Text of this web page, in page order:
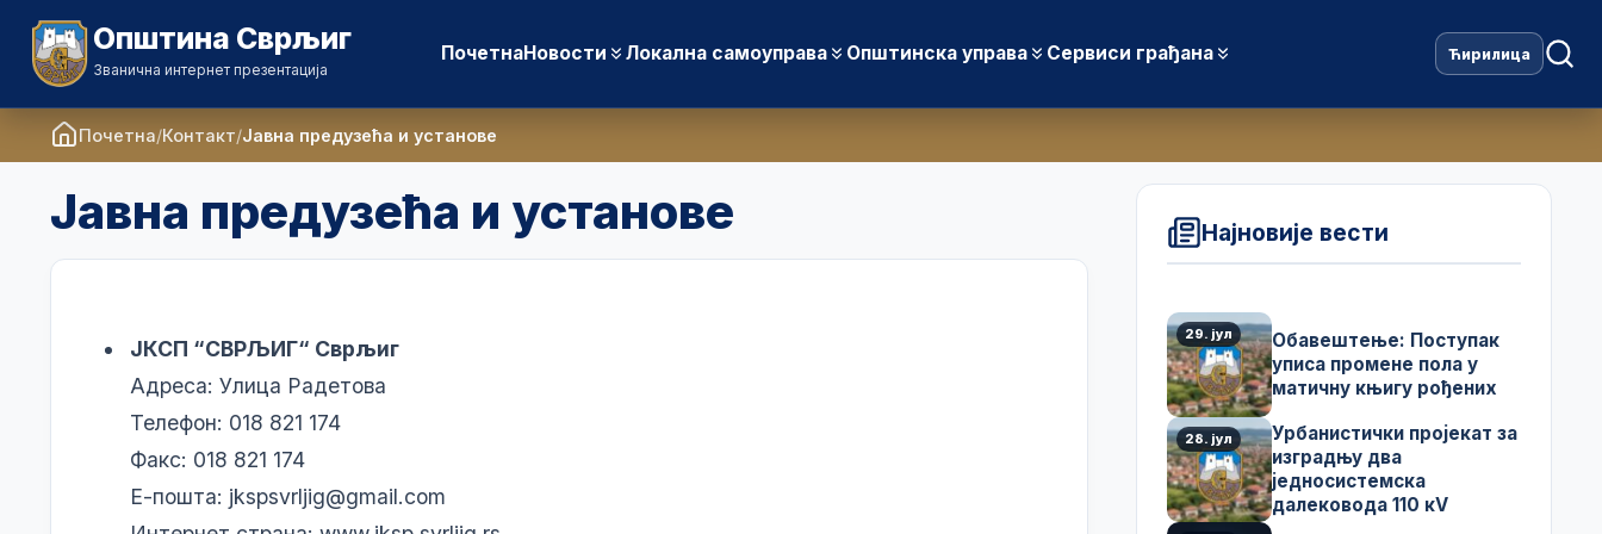
Општина Сврљиг
Званична интернет презентација
ПочетнаНовости Локална самоуправа Општинска управа Сервиси грађана Ћирилица
Почетна Контакт Јавна предузећа и установе
Јавна предузећа и установе
ЈКСП “СВРЉИГ“ Сврљиг
Адреса: Улица Радетова
Телефон: 018 821 174
Факс: 018 821 174
Е-пошта: jkspsvrljig@gmail.com
Најновије вести
29. јул
Обавештење: Поступак
уписа промене пола у
матичну књигу рођених
28. јул
Урбанистички пројекат за
изградњу два
једносистемска
далековода 110 кV